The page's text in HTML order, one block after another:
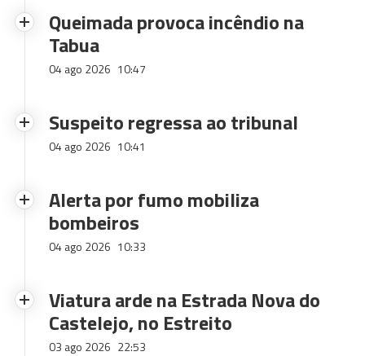
Queimada provoca incêndio na
Tabua
04 ago 2026 10:47
Suspeito regressa ao tribunal
04 ago 2026 10:41
Alerta por fumo mobiliza
bombeiros
04 ago 2026 10:33
Viatura arde na Estrada Nova do
Castelejo, no Estreito
03 ago 2026 22:53